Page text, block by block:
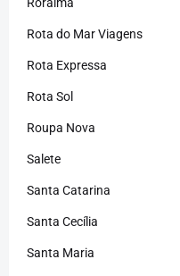
Roraíma
Rota do Mar Viagens
Rota Expressa
Rota Sol
Roupa Nova
Salete
Santa Catarina
Santa Cecília
Santa Maria